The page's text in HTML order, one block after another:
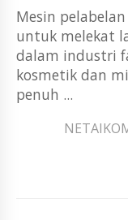
Mesin
untuk melekat
dalam industri
kosmetik dan
penuh ...